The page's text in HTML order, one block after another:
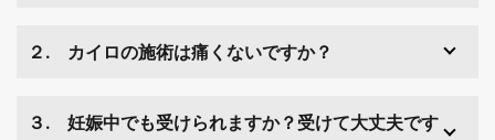
２. カイロの施術は痛くないですか？
３. 妊娠中でも受けられますか？受けて大丈夫です